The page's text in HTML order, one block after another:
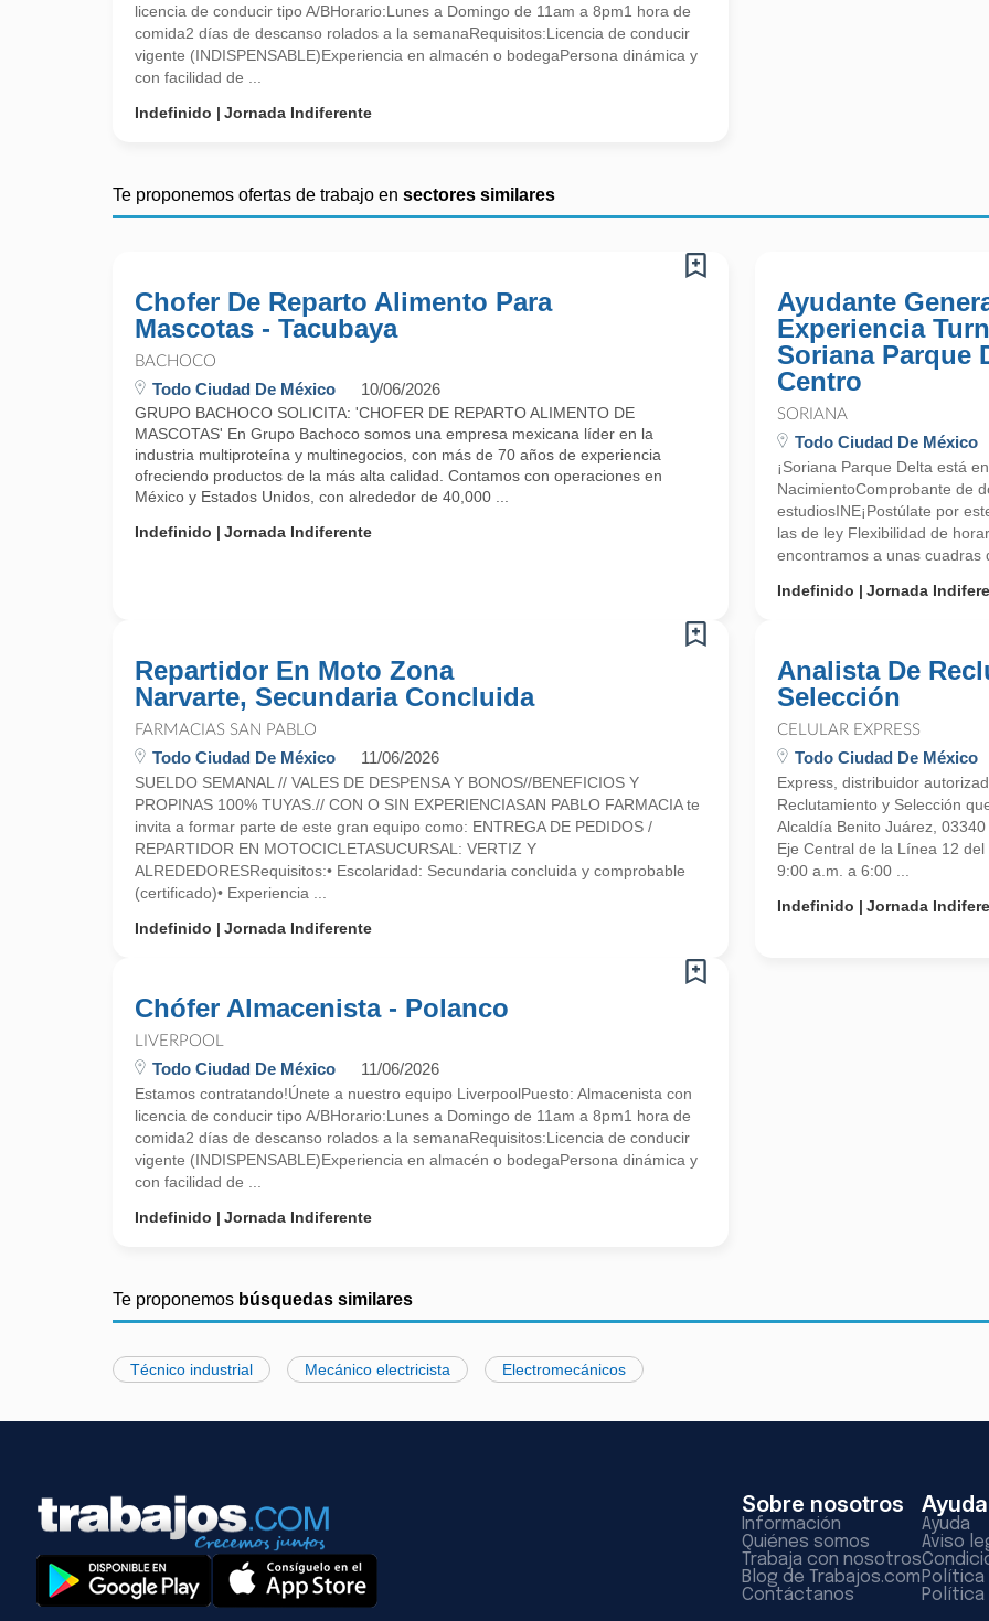
licencia de conducir tipo A/BHorario:Lunes a Domingo de 11am a 8pm1 hora de
comida2 días de descanso rolados a la semanaRequisitos:Licencia de conducir
vigente (INDISPENSABLE)Experiencia en almacén o bodegaPersona dinámica y
con facilidad de ...
Indefinido
Jornada Indiferente
Te proponemos ofertas de trabajo en sectores similares
Chofer De Reparto Alimento Para
Mascotas - Tacubaya
BACHOCO
Todo Ciudad De México 10/06/2026
GRUPO BACHOCO SOLICITA: 'CHOFER DE REPARTO ALIMENTO DE
MASCOTAS' En Grupo Bachoco somos una empresa mexicana líder en la
industria multiproteína y multinegocios, con más de 70 años de experiencia
ofreciendo productos de la más alta calidad. Contamos con operaciones en
México y Estados Unidos, con alrededor de 40,000 ...
Indefinido
Jornada Indiferente
Ayudante
Experiencia
Soriana Parque
Centro
SORIANA
Todo Ciudad De México
¡Soriana Parque Delta está
NacimientoComprobante de
estudiosINE¡Postúlate por
las de ley Flexibilidad de
encontramos a unas cuadras
Indefinido
Jornada
Repartidor En Moto Zona
Narvarte, Secundaria Concluida
FARMACIAS SAN PABLO
Todo Ciudad De México 11/06/2026
SUELDO SEMANAL // VALES DE DESPENSA Y BONOS//BENEFICIOS Y
PROPINAS 100% TUYAS.// CON O SIN EXPERIENCIASAN PABLO FARMACIA te
invita a formar parte de este gran equipo como: ENTREGA DE PEDIDOS /
REPARTIDOR EN MOTOCICLETASUCURSAL: VERTIZ Y
ALREDEDORESRequisitos:• Escolaridad: Secundaria concluida y comprobable
(certificado)• Experiencia ...
Indefinido
Jornada Indiferente
Analista De
Selección
CELULAR EXPRESS
Todo Ciudad De México
Express, distribuidor
Reclutamiento y Selección
Alcaldía Benito Juárez,
Eje Central de la Línea 12
9:00 a.m. a 6:00 ...
Indefinido
Jornada
Chófer Almacenista - Polanco
LIVERPOOL
Todo Ciudad De México 11/06/2026
Estamos contratando!Únete a nuestro equipo LiverpoolPuesto: Almacenista con
licencia de conducir tipo A/BHorario:Lunes a Domingo de 11am a 8pm1 hora de
comida2 días de descanso rolados a la semanaRequisitos:Licencia de conducir
vigente (INDISPENSABLE)Experiencia en almacén o bodegaPersona dinámica y
con facilidad de ...
Indefinido
Jornada Indiferente
Te proponemos búsquedas similares
Técnico industrial Mecánico electricista Electromecánicos
Sobre nosotros
Información
Quiénes somos
Trabaja con nosotros
Blog de Trabajos.com
Contáctanos
Ayuda
Ayuda
Aviso